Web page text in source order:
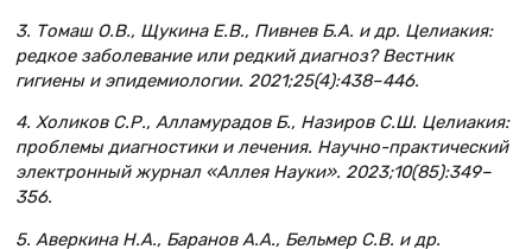
3. Томаш О.В., Щукина Е.В., Пивнев Б.А. и др. Целиакия:
редкое заболевание или редкий диагноз? Вестник
гигиены и эпидемиологии. 2021;25(4):438–446.
4. Холиков С.Р., Алламурадов Б., Назиров С.Ш. Целиакия:
проблемы диагностики и лечения. Научно-практический
электронный журнал «Аллея Науки». 2023;10(85):349–
356.
5. Аверкина Н.А., Баранов А.А., Бельмер С.В. и др.